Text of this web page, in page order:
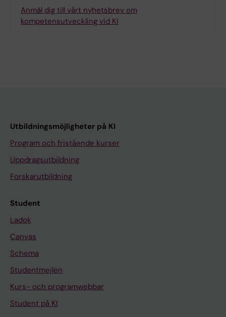
Anmäl dig till vårt nyhetsbrev om
kompetensutveckling vid KI
Utbildningsmöjligheter på KI
Program och fristående kurser
Uppdragsutbildning
Forskarutbildning
Student
Ladok
Canvas
Schema
Studentmejlen
Kurs- och programwebbar
Student på KI